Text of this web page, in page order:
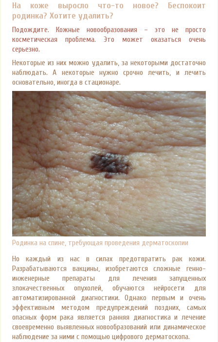
На коже выросло что-то новое? Беспокоит
родинка? Хотите удалить?
Подождите. Кожные новообразования – это не просто
косметическая проблема. Это может оказаться очень
серьезно.
Некоторые из них можно удалить, за некоторыми достаточно
наблюдать. А некоторые нужно срочно лечить, и лечить
основательно, иногда в стационаре.
Родинка на спине, требующая проведения дерматоскопии
Но каждый из нас в силах предотвратить рак кожи.
Разрабатываются вакцины, изобретаются сложные генно-
инженерные препараты для лечения запущенных
злокачественных опухолей, обучаются нейросети для
автоматизированной диагностики. Однако первым и очень
эффективным методом предупреждений поздних, самых
опасных форм рака является ранняя диагностика и лечение
своевременно выявленных новообразований или динамическое
наблюдение за ними с помощью цифрового дерматоскопа.